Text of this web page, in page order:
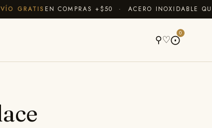
GRATISEN COMPRAS +$50 · ACERO INOXIDABLE
⚲♡⨀
0